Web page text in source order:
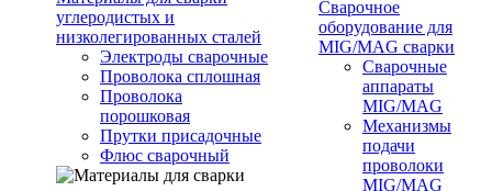
углеродистых и
низколегированных сталей
Электроды сварочные
Проволока сплошная
Проволока
порошковая
Прутки присадочные
Флюс сварочный
Сварочное
оборудование для
MIG/MAG сварки
Сварочные
аппараты
MIG/MAG
Механизмы
подачи
проволоки
MIG/MAG